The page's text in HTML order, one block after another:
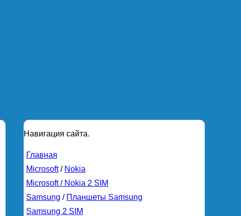
Навигация сайта.
Главная
Microsoft/ Nokia
Microsoft / Nokia 2 SIM
Samsung / Планшеты Samsung
Samsung 2 SIM